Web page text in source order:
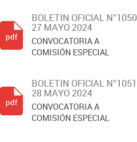
BOLETIN OFICIAL N°1050
27 MAYO 2024
CONVOCATORIA A
COMISIÓN ESPECIAL
pdf
BOLETIN OFICIAL N°1051
28 MAYO 2024
CONVOCATORIA A
COMISIÓN ESPECIAL
pdf